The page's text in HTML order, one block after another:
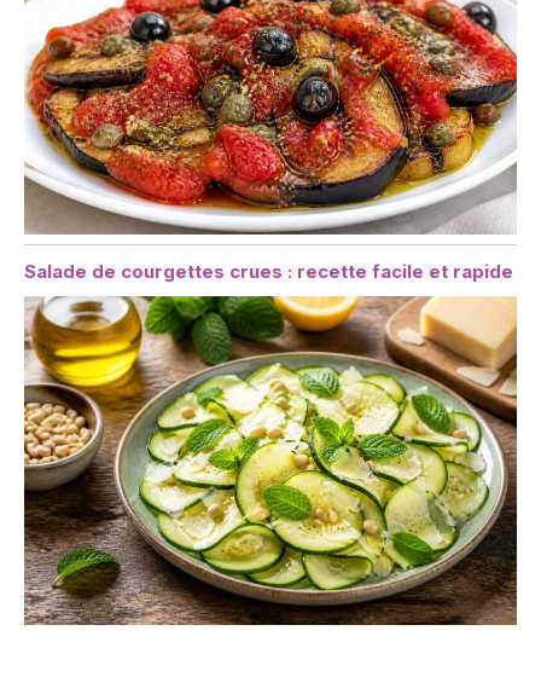
Salade de courgettes crues : recette facile et rapide